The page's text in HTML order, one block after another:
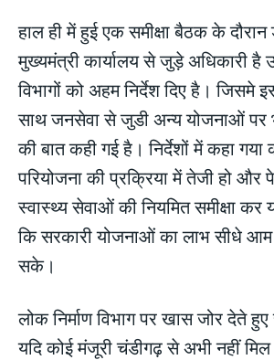
हाल ही में हुई एक समीक्षा बैठक के
मुख्यमंत्री कार्यालय से जुड़े अधिकारी है
विभागों को अहम निर्देश दिए है। जिसमे
साथ जनसेवा से जुडी अन्य योजनाओं पर
की बात कही गई है। निर्देशों में कहा गया
परियोजना की प्रक्रिया में तेजी हो और
स्वास्थ्य सेवाओं की नियमित समीक्षा कर
कि सरकारी योजनाओं का लाभ सीधे
सके।
लोक निर्माण विभाग पर खास जोर देते
यदि कोई मंजूरी चंडीगढ़ से अभी नहीं मिल